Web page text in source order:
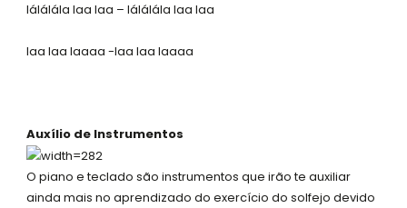
lálálála laa laa – lálálála laa laa
laa laa laaaa -laa laa laaaa
Auxílio de Instrumentos
O piano e teclado são instrumentos que irão te auxiliar
ainda mais no aprendizado do exercício do solfejo devido